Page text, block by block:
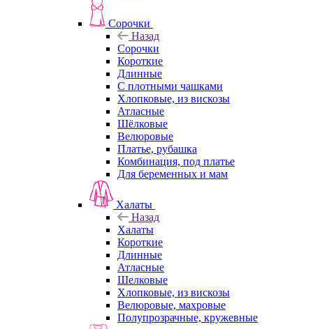
Сорочки
Назад
Сорочки
Короткие
Длинные
С плотными чашками
Хлопковые, из вискозы
Атласные
Шёлковые
Велюровые
Платье, рубашка
Комбинация, под платье
Для беременных и мам
Халаты
Назад
Халаты
Короткие
Длинные
Атласные
Шелковые
Хлопковые, из вискозы
Велюровые, махровые
Полупрозрачные, кружевные